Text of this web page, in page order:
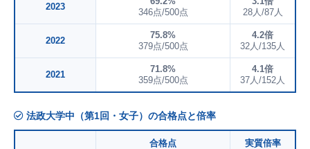
2023
346点/500点
28人/87人
2022
75.8%
379点/500点
4.2倍
32人/135人
2021
71.8%
359点/500点
4.1倍
37人/152人
法政大学中（第1回・女子）の合格点と倍率
合格点 実質倍率